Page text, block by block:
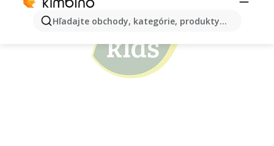
Hľadajte obchody, kategórie, produkty...